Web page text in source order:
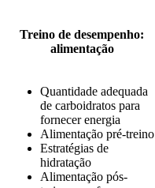
Treino de desempenho:
alimentação
Quantidade adequada
de carboidratos para
fornecer energia
Alimentação pré-treino
Estratégias de
hidratação
Alimentação pós-